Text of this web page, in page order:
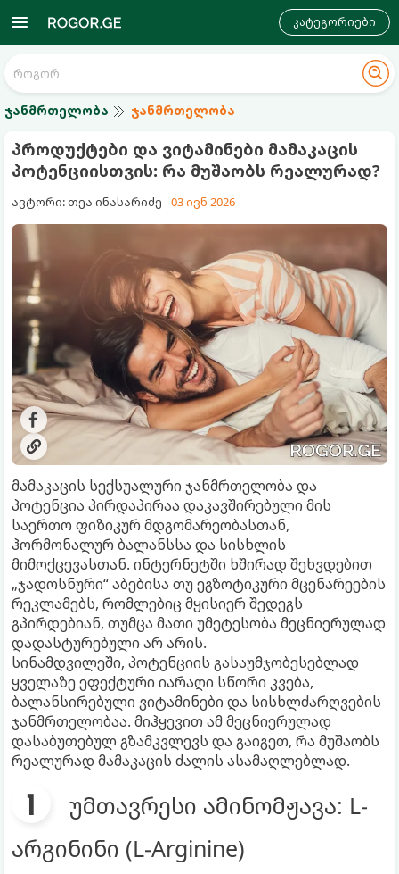
კატეგორიები
ჯანმრთელობა ჯანმრთელობა
პროდუქტები და ვიტამინები მამაკაცის
პოტენციისთვის: რა მუშაობს რეალურად?
ავტორი: თეა ინასარიძე 03 ივნ 2026
მამაკაცის სექსუალური ჯანმრთელობა და
პოტენცია პირდაპირაა დაკავშირებული მის
საერთო ფიზიკურ მდგომარეობასთან,
ჰორმონალურ ბალანსსა და სისხლის
მიმოქცევასთან. ინტერნეტში ხშირად შეხვდებით
„ჯადოსნური“ აბებისა თუ ეგზოტიკური მცენარეების
რეკლამებს, რომლებიც მყისიერ შედეგს
გპირდებიან, თუმცა მათი უმეტესობა მეცნიერულად
დადასტურებული არ არის.
სინამდვილეში, პოტენციის გასაუმჯობესებლად
ყველაზე ეფექტური იარაღი სწორი კვება,
ბალანსირებული ვიტამინები და სისხლძარღვების
ჯანმრთელობაა. მიჰყევით ამ მეცნიერულად
დასაბუთებულ გზამკვლევს და გაიგეთ, რა მუშაობს
რეალურად მამაკაცის ძალის ასამაღლებლად.
უმთავრესი ამინომჟავა: L-
არგინინი (L-Arginine)